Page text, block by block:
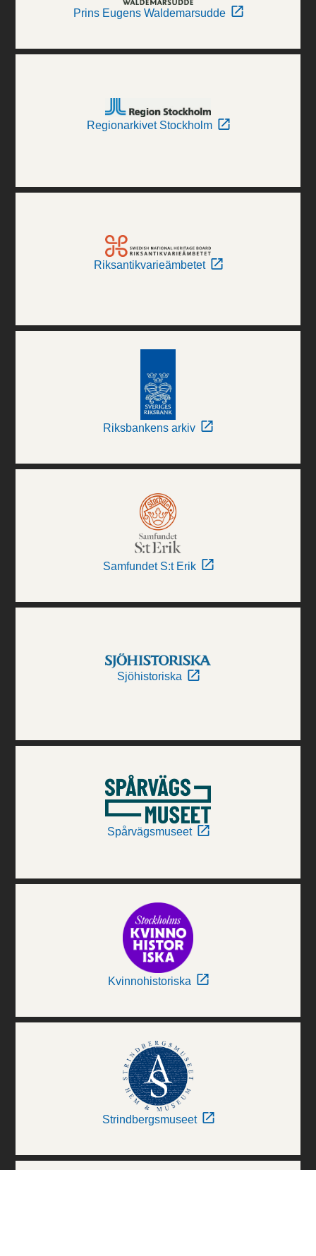
Prins Eugens Waldemarsudde
Regionarkivet Stockholm
Riksantikvarieämbetet
Riksbankens arkiv
Samfundet S:t Erik
Sjöhistoriska
Spårvägsmuseet
Kvinnohistoriska
Strindbergsmuseet